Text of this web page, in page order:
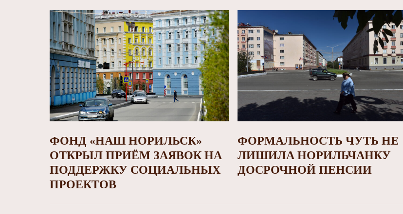
ФОНД «НАШ НОРИЛЬСК»
ОТКРЫЛ ПРИЁМ ЗАЯВОК НА
ПОДДЕРЖКУ СОЦИАЛЬНЫХ
ПРОЕКТОВ
ФОРМАЛЬНОСТЬ ЧУТЬ НЕ
ЛИШИЛА НОРИЛЬЧАНКУ
ДОСРОЧНОЙ ПЕНСИИ